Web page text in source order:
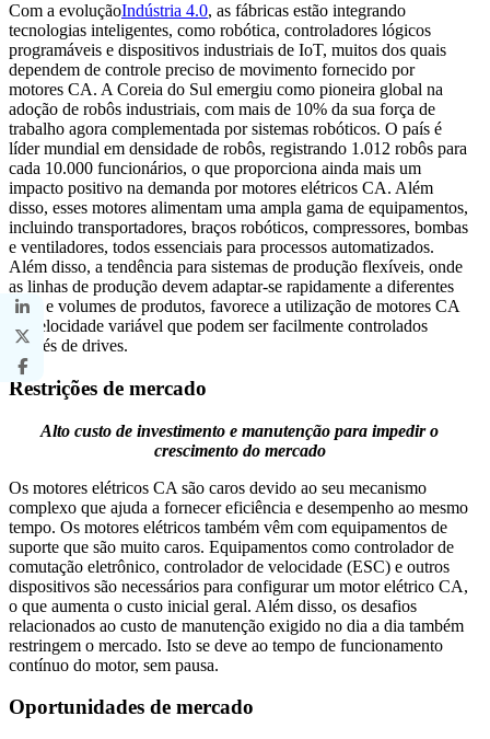
Com a evoluçãoIndústria 4.0, as fábricas estão integrando
tecnologias inteligentes, como robótica, controladores lógicos
programáveis ​​e dispositivos industriais de IoT, muitos dos quais
dependem de controle preciso de movimento fornecido por
motores CA. A Coreia do Sul emergiu como pioneira global na
adoção de robôs industriais, com mais de 10% da sua força de
trabalho agora complementada por sistemas robóticos. O país é
líder mundial em densidade de robôs, registrando 1.012 robôs para
cada 10.000 funcionários, o que proporciona ainda mais um
impacto positivo na demanda por motores elétricos CA. Além
disso, esses motores alimentam uma ampla gama de equipamentos,
incluindo transportadores, braços robóticos, compressores, bombas
e ventiladores, todos essenciais para processos automatizados.
Além disso, a tendência para sistemas de produção flexíveis, onde
as linhas de produção devem adaptar-se rapidamente a diferentes
tipos e volumes de produtos, favorece a utilização de motores CA
de velocidade variável que podem ser facilmente controlados
através de drives.
Restrições de mercado
Alto custo de investimento e manutenção para impedir o
crescimento do mercado
Os motores elétricos CA são caros devido ao seu mecanismo
complexo que ajuda a fornecer eficiência e desempenho ao mesmo
tempo. Os motores elétricos também vêm com equipamentos de
suporte que são muito caros. Equipamentos como controlador de
comutação eletrônico, controlador de velocidade (ESC) e outros
dispositivos são necessários para configurar um motor elétrico CA,
o que aumenta o custo inicial geral. Além disso, os desafios
relacionados ao custo de manutenção exigido no dia a dia também
restringem o mercado. Isto se deve ao tempo de funcionamento
contínuo do motor, sem pausa.
Oportunidades de mercado